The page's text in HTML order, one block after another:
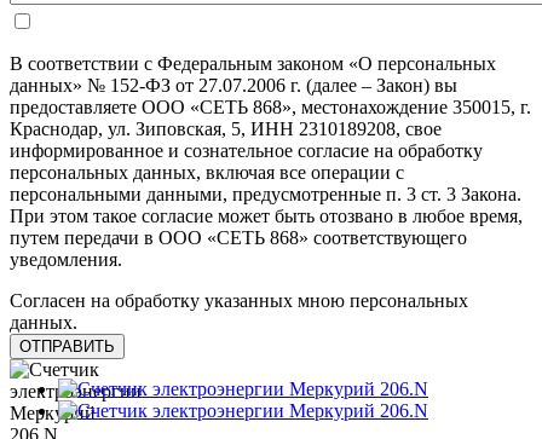
В соответствии с Федеральным законом «О персональных
данных» № 152-ФЗ от 27.07.2006 г. (далее – Закон) вы
предоставляете ООО «СЕТЬ 868», местонахождение 350015, г.
Краснодар, ул. Зиповская, 5, ИНН 2310189208, свое
информированное и сознательное согласие на обработку
персональных данных, включая все операции с
персональными данными, предусмотренные п. 3 ст. 3 Закона.
При этом такое согласие может быть отозвано в любое время,
путем передачи в ООО «СЕТЬ 868» соответствующего
уведомления.
Согласен на обработку указанных мною персональных
данных.